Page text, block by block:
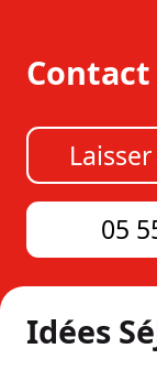
Contact
05
Idées